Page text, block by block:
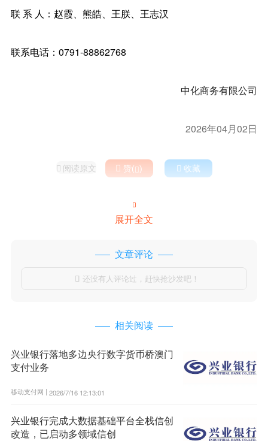
联 系 人：赵霞、熊皓、王朕、王志汉
联系电话：0791-88862768
中化商务有限公司
2026年04月02日
 阅读原文  赞()  收藏

展开全文
文章评论
 还没有人评论过，赶快抢沙发吧！
相关阅读
兴业银行落地多边央行数字货币桥澳门
支付业务
移动支付网 | 2026/7/16 12:13:01
兴业银行完成大数据基础平台全栈信创
改造，已启动多领域信创